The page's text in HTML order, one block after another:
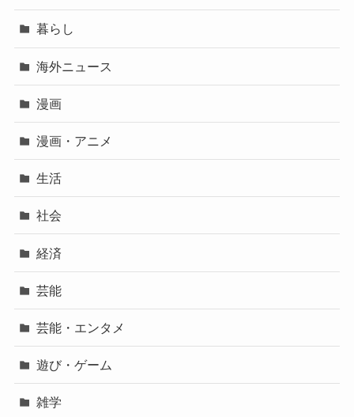
暮らし
海外ニュース
漫画
漫画・アニメ
生活
社会
経済
芸能
芸能・エンタメ
遊び・ゲーム
雑学